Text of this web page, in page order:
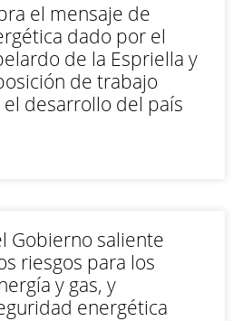
el mensaje de
dado por el
de la Espriella y
de trabajo
desarrollo del país
Gobierno saliente
riesgos para los
y gas, y
energética